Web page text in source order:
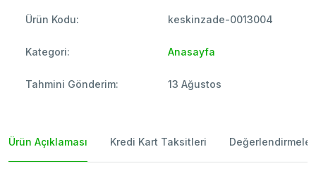
Ürün Kodu: keskinzade-0013004
Kategori: Anasayfa
Tahmini Gönderim: 13 Ağustos
Ürün Açıklaması Kredi Kart Taksitleri Değerlendirmeler